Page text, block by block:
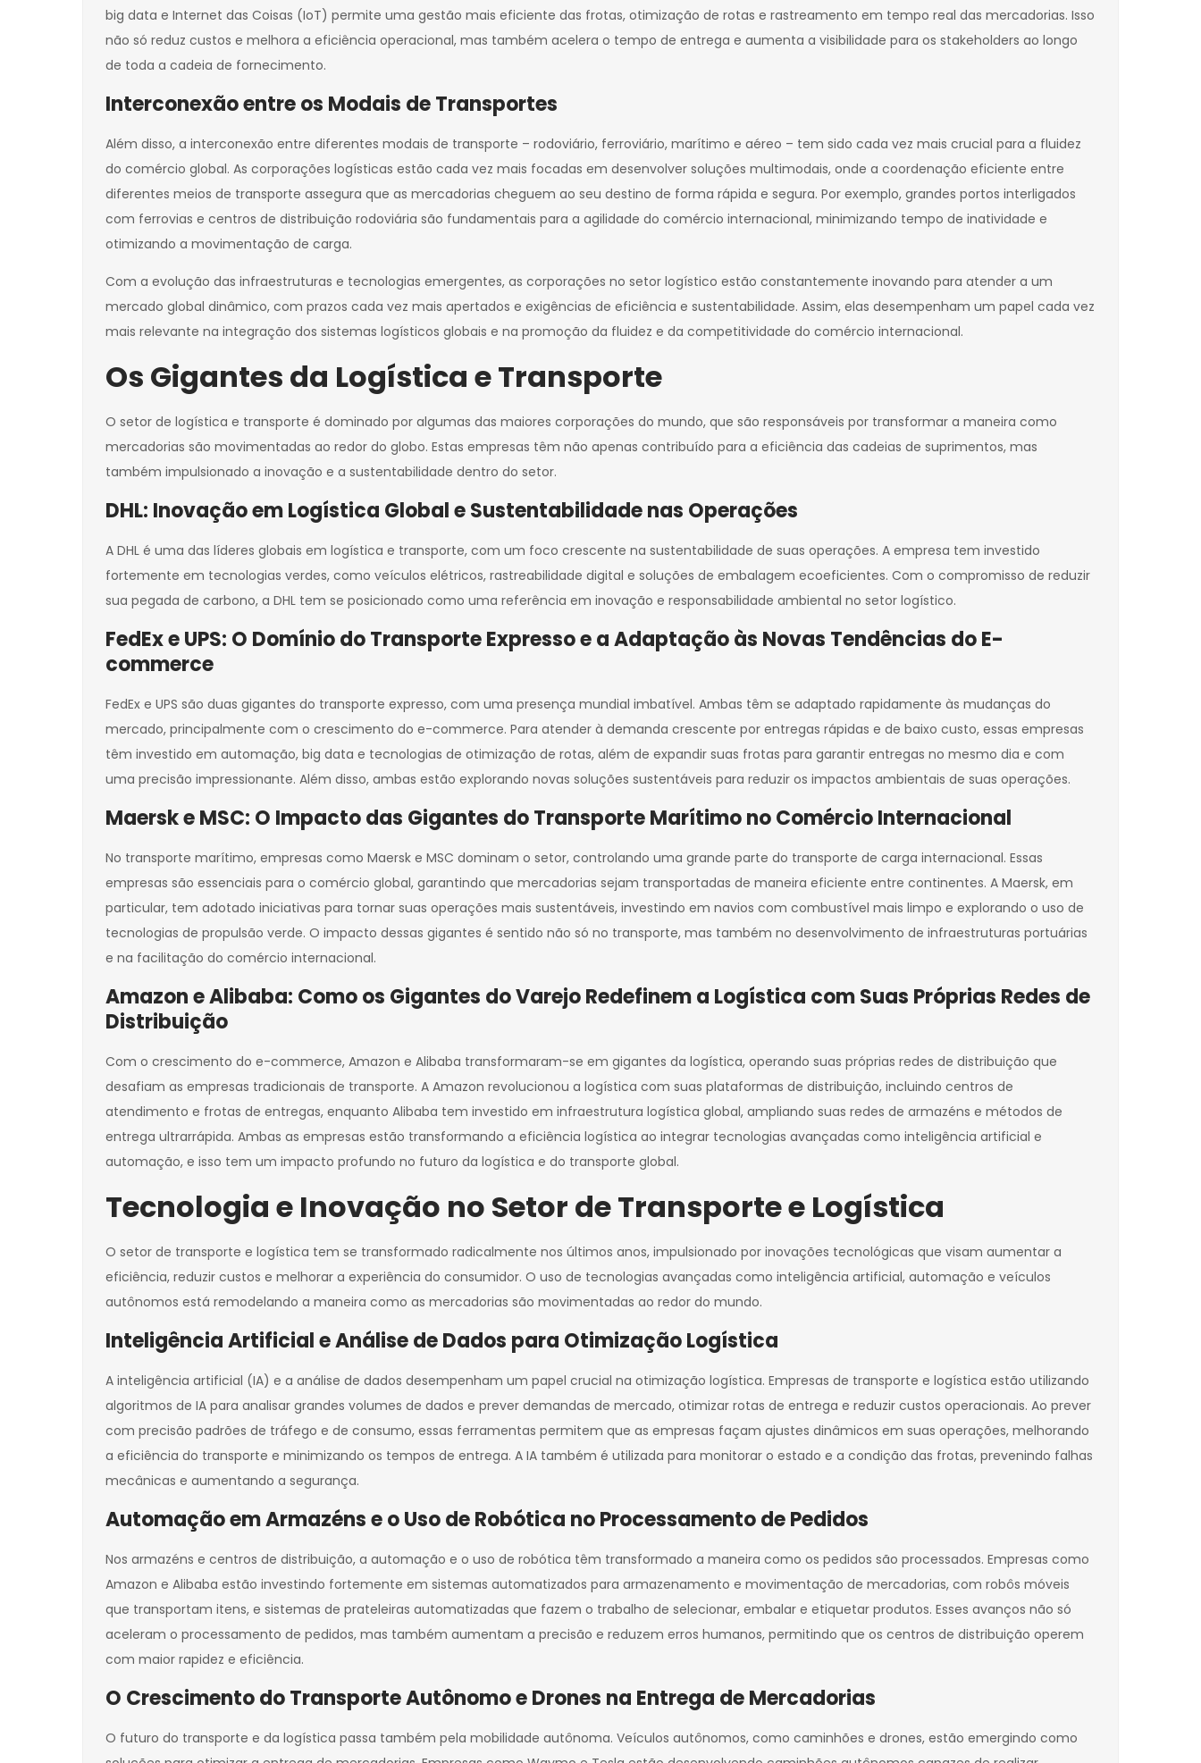
big data e Internet das Coisas (IoT) permite uma gestão mais eficiente das frotas, otimização de rotas e rastreamento em tempo real das mercadorias. Isso
não só reduz custos e melhora a eficiência operacional, mas também acelera o tempo de entrega e aumenta a visibilidade para os stakeholders ao longo
de toda a cadeia de fornecimento.
Interconexão entre os Modais de Transportes
Além disso, a interconexão entre diferentes modais de transporte – rodoviário, ferroviário, marítimo e aéreo – tem sido cada vez mais crucial para a fluidez
do comércio global. As corporações logísticas estão cada vez mais focadas em desenvolver soluções multimodais, onde a coordenação eficiente entre
diferentes meios de transporte assegura que as mercadorias cheguem ao seu destino de forma rápida e segura. Por exemplo, grandes portos interligados
com ferrovias e centros de distribuição rodoviária são fundamentais para a agilidade do comércio internacional, minimizando tempo de inatividade e
otimizando a movimentação de carga.
Com a evolução das infraestruturas e tecnologias emergentes, as corporações no setor logístico estão constantemente inovando para atender a um
mercado global dinâmico, com prazos cada vez mais apertados e exigências de eficiência e sustentabilidade. Assim, elas desempenham um papel cada vez
mais relevante na integração dos sistemas logísticos globais e na promoção da fluidez e da competitividade do comércio internacional.
Os Gigantes da Logística e Transporte
O setor de logística e transporte é dominado por algumas das maiores corporações do mundo, que são responsáveis por transformar a maneira como
mercadorias são movimentadas ao redor do globo. Estas empresas têm não apenas contribuído para a eficiência das cadeias de suprimentos, mas
também impulsionado a inovação e a sustentabilidade dentro do setor.
DHL: Inovação em Logística Global e Sustentabilidade nas Operações
A DHL é uma das líderes globais em logística e transporte, com um foco crescente na sustentabilidade de suas operações. A empresa tem investido
fortemente em tecnologias verdes, como veículos elétricos, rastreabilidade digital e soluções de embalagem ecoeficientes. Com o compromisso de reduzir
sua pegada de carbono, a DHL tem se posicionado como uma referência em inovação e responsabilidade ambiental no setor logístico.
FedEx e UPS: O Domínio do Transporte Expresso e a Adaptação às Novas Tendências do E-
commerce
FedEx e UPS são duas gigantes do transporte expresso, com uma presença mundial imbatível. Ambas têm se adaptado rapidamente às mudanças do
mercado, principalmente com o crescimento do e-commerce. Para atender à demanda crescente por entregas rápidas e de baixo custo, essas empresas
têm investido em automação, big data e tecnologias de otimização de rotas, além de expandir suas frotas para garantir entregas no mesmo dia e com
uma precisão impressionante. Além disso, ambas estão explorando novas soluções sustentáveis para reduzir os impactos ambientais de suas operações.
Maersk e MSC: O Impacto das Gigantes do Transporte Marítimo no Comércio Internacional
No transporte marítimo, empresas como Maersk e MSC dominam o setor, controlando uma grande parte do transporte de carga internacional. Essas
empresas são essenciais para o comércio global, garantindo que mercadorias sejam transportadas de maneira eficiente entre continentes. A Maersk, em
particular, tem adotado iniciativas para tornar suas operações mais sustentáveis, investindo em navios com combustível mais limpo e explorando o uso de
tecnologias de propulsão verde. O impacto dessas gigantes é sentido não só no transporte, mas também no desenvolvimento de infraestruturas portuárias
e na facilitação do comércio internacional.
Amazon e Alibaba: Como os Gigantes do Varejo Redefinem a Logística com Suas Próprias Redes de
Distribuição
Com o crescimento do e-commerce, Amazon e Alibaba transformaram-se em gigantes da logística, operando suas próprias redes de distribuição que
desafiam as empresas tradicionais de transporte. A Amazon revolucionou a logística com suas plataformas de distribuição, incluindo centros de
atendimento e frotas de entregas, enquanto Alibaba tem investido em infraestrutura logística global, ampliando suas redes de armazéns e métodos de
entrega ultrarrápida. Ambas as empresas estão transformando a eficiência logística ao integrar tecnologias avançadas como inteligência artificial e
automação, e isso tem um impacto profundo no futuro da logística e do transporte global.
Tecnologia e Inovação no Setor de Transporte e Logística
O setor de transporte e logística tem se transformado radicalmente nos últimos anos, impulsionado por inovações tecnológicas que visam aumentar a
eficiência, reduzir custos e melhorar a experiência do consumidor. O uso de tecnologias avançadas como inteligência artificial, automação e veículos
autônomos está remodelando a maneira como as mercadorias são movimentadas ao redor do mundo.
Inteligência Artificial e Análise de Dados para Otimização Logística
A inteligência artificial (IA) e a análise de dados desempenham um papel crucial na otimização logística. Empresas de transporte e logística estão utilizando
algoritmos de IA para analisar grandes volumes de dados e prever demandas de mercado, otimizar rotas de entrega e reduzir custos operacionais. Ao prever
com precisão padrões de tráfego e de consumo, essas ferramentas permitem que as empresas façam ajustes dinâmicos em suas operações, melhorando
a eficiência do transporte e minimizando os tempos de entrega. A IA também é utilizada para monitorar o estado e a condição das frotas, prevenindo falhas
mecânicas e aumentando a segurança.
Automação em Armazéns e o Uso de Robótica no Processamento de Pedidos
Nos armazéns e centros de distribuição, a automação e o uso de robótica têm transformado a maneira como os pedidos são processados. Empresas como
Amazon e Alibaba estão investindo fortemente em sistemas automatizados para armazenamento e movimentação de mercadorias, com robôs móveis
que transportam itens, e sistemas de prateleiras automatizadas que fazem o trabalho de selecionar, embalar e etiquetar produtos. Esses avanços não só
aceleram o processamento de pedidos, mas também aumentam a precisão e reduzem erros humanos, permitindo que os centros de distribuição operem
com maior rapidez e eficiência.
O Crescimento do Transporte Autônomo e Drones na Entrega de Mercadorias
O futuro do transporte e da logística passa também pela mobilidade autônoma. Veículos autônomos, como caminhões e drones, estão emergindo como